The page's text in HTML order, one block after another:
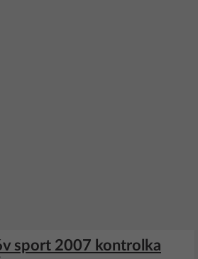
sport 2007 kontrolka